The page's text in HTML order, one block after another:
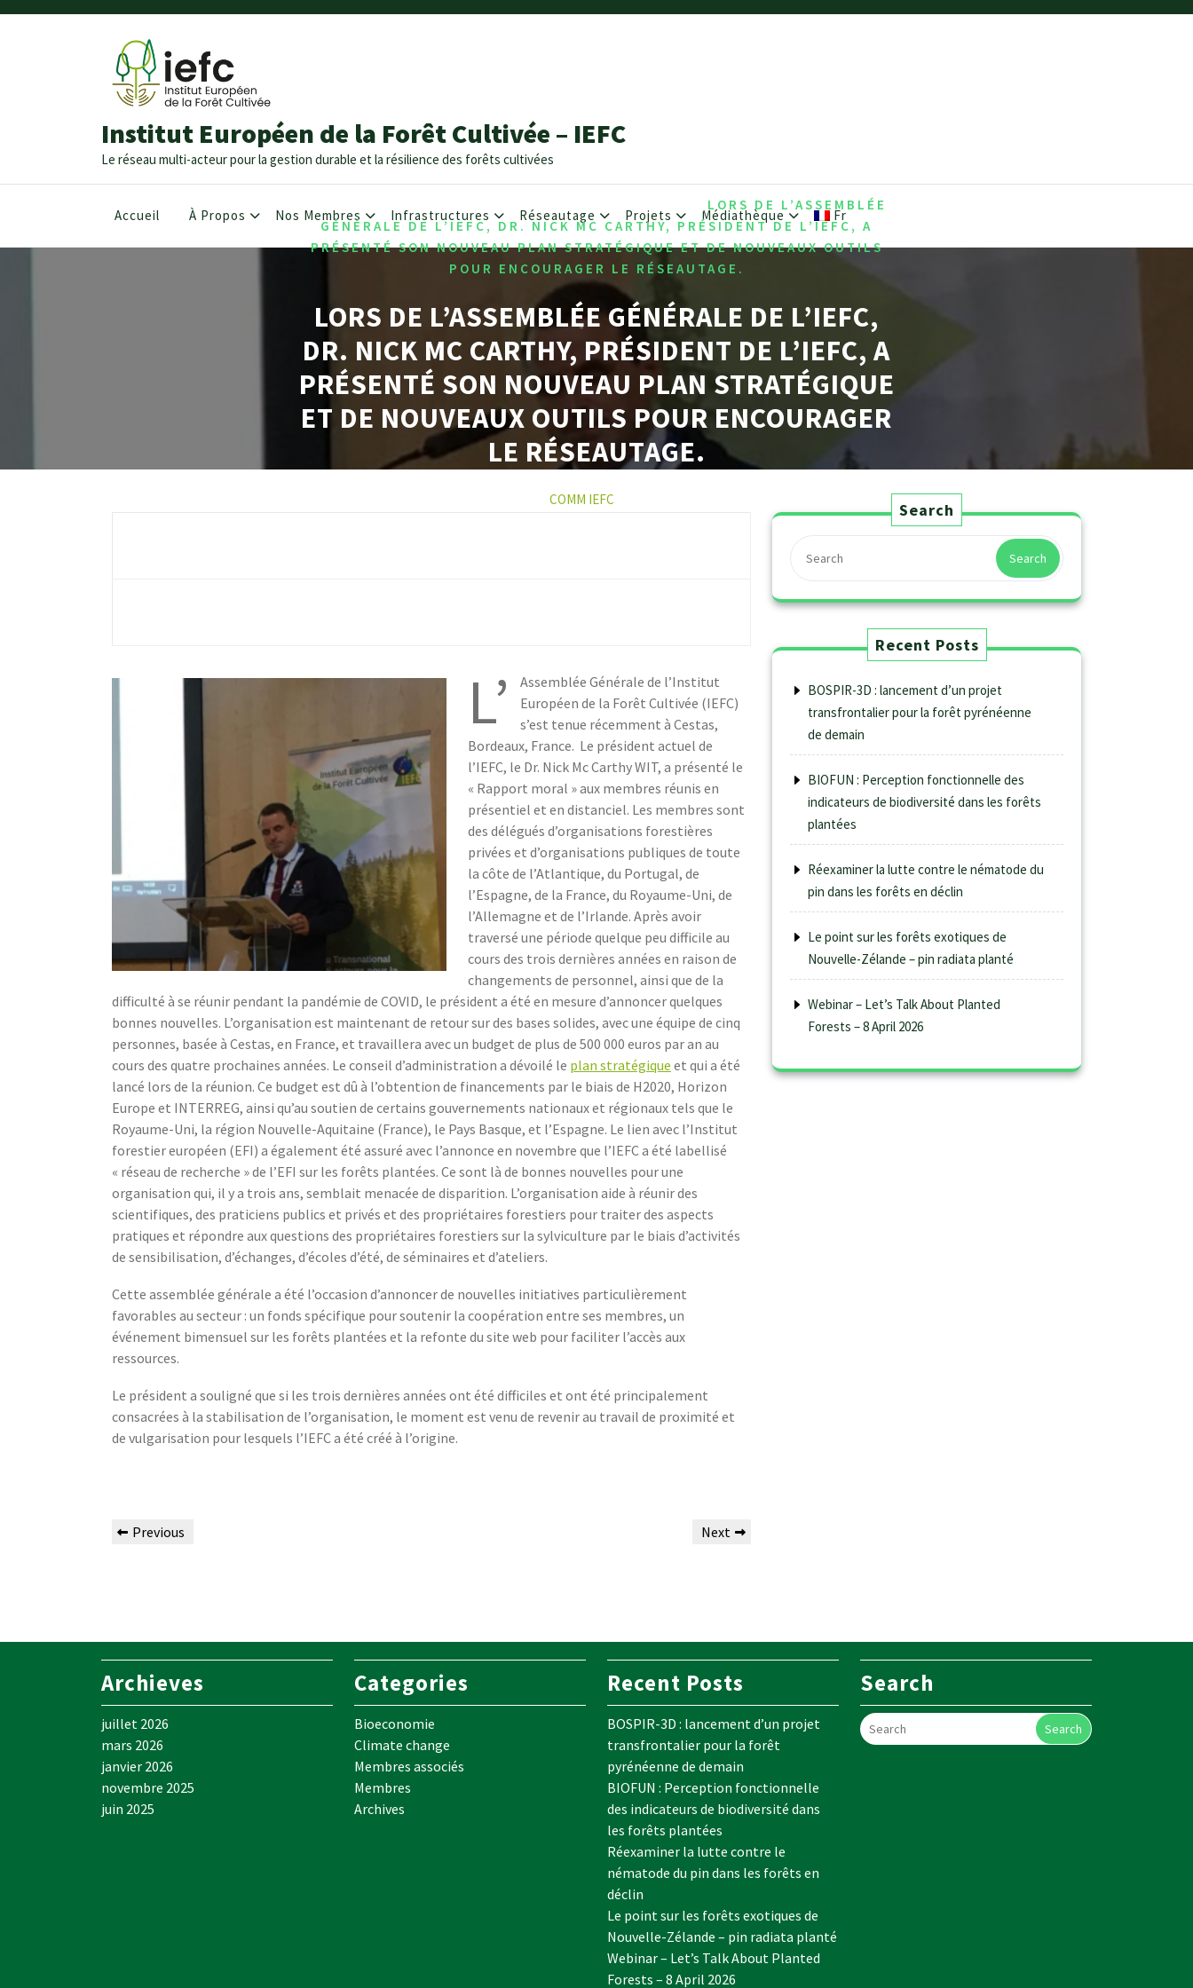
Institut Européen de la Forêt Cultivée – IEFC
Le réseau multi-acteur pour la gestion durable et la résilience des forêts cultivées
Accueil À Propos Nos Membres Infrastructures Réseautage Projets Médiathèque Fr
LORS DE L’ASSEMBLÉE
GÉNÉRALE DE L’IEFC, DR. NICK MC CARTHY, PRÉSIDENT DE L’IEFC, A
PRÉSENTÉ SON NOUVEAU PLAN STRATÉGIQUE ET DE NOUVEAUX OUTILS
POUR ENCOURAGER LE RÉSEAUTAGE.
LORS DE L’ASSEMBLÉE GÉNÉRALE DE L’IEFC,
DR. NICK MC CARTHY, PRÉSIDENT DE L’IEFC, A
PRÉSENTÉ SON NOUVEAU PLAN STRATÉGIQUE
ET DE NOUVEAUX OUTILS POUR ENCOURAGER
LE RÉSEAUTAGE.
COMM IEFC
L’
Assemblée Générale de l’Institut
Européen de la Forêt Cultivée (IEFC)
s’est tenue récemment à Cestas,
Bordeaux, France. Le président actuel de
l’IEFC, le Dr. Nick Mc Carthy WIT, a présenté le
« Rapport moral » aux membres réunis en
présentiel et en distanciel. Les membres sont
des délégués d’organisations forestières
privées et d’organisations publiques de toute
la côte de l’Atlantique, du Portugal, de
l’Espagne, de la France, du Royaume-Uni, de
l’Allemagne et de l’Irlande. Après avoir
traversé une période quelque peu difficile au
cours des trois dernières années en raison de
changements de personnel, ainsi que de la
difficulté à se réunir pendant la pandémie de COVID, le président a été en mesure d’annoncer quelques
bonnes nouvelles. L’organisation est maintenant de retour sur des bases solides, avec une équipe de cinq
personnes, basée à Cestas, en France, et travaillera avec un budget de plus de 500 000 euros par an au
cours des quatre prochaines années. Le conseil d’administration a dévoilé le plan stratégique et qui a été
lancé lors de la réunion. Ce budget est dû à l’obtention de financements par le biais de H2020, Horizon
Europe et INTERREG, ainsi qu’au soutien de certains gouvernements nationaux et régionaux tels que le
Royaume-Uni, la région Nouvelle-Aquitaine (France), le Pays Basque, et l’Espagne. Le lien avec l’Institut
forestier européen (EFI) a également été assuré avec l’annonce en novembre que l’IEFC a été labellisé
« réseau de recherche » de l’EFI sur les forêts plantées. Ce sont là de bonnes nouvelles pour une
organisation qui, il y a trois ans, semblait menacée de disparition. L’organisation aide à réunir des
scientifiques, des praticiens publics et privés et des propriétaires forestiers pour traiter des aspects
pratiques et répondre aux questions des propriétaires forestiers sur la sylviculture par le biais d’activités
de sensibilisation, d’échanges, d’écoles d’été, de séminaires et d’ateliers.
Cette assemblée générale a été l’occasion d’annoncer de nouvelles initiatives particulièrement
favorables au secteur : un fonds spécifique pour soutenir la coopération entre ses membres, un
événement bimensuel sur les forêts plantées et la refonte du site web pour faciliter l’accès aux
ressources.
Le président a souligné que si les trois dernières années ont été difficiles et ont été principalement
consacrées à la stabilisation de l’organisation, le moment est venu de revenir au travail de proximité et
de vulgarisation pour lesquels l’IEFC a été créé à l’origine.
Previous Next
Search
Search
Recent Posts
BOSPIR-3D : lancement d’un projet
transfrontalier pour la forêt pyrénéenne
de demain
BIOFUN : Perception fonctionnelle des
indicateurs de biodiversité dans les forêts
plantées
Réexaminer la lutte contre le nématode du
pin dans les forêts en déclin
Le point sur les forêts exotiques de
Nouvelle-Zélande – pin radiata planté
Webinar – Let’s Talk About Planted
Forests – 8 April 2026
Archieves
juillet 2026
mars 2026
janvier 2026
novembre 2025
juin 2025
Categories
Bioeconomie
Climate change
Membres associés
Membres
Archives
Recent Posts
BOSPIR-3D : lancement d’un projet
transfrontalier pour la forêt
pyrénéenne de demain
BIOFUN : Perception fonctionnelle
des indicateurs de biodiversité dans
les forêts plantées
Réexaminer la lutte contre le
nématode du pin dans les forêts en
déclin
Le point sur les forêts exotiques de
Nouvelle-Zélande – pin radiata planté
Webinar – Let’s Talk About Planted
Forests – 8 April 2026
Search
Search